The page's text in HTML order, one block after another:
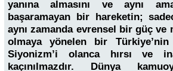
yanına almasını ve aynı
başaramayan bir hareketin;
aynı zamanda evrensel bir güç ve
olmaya yönelen bir Türkiye’nin
Siyonizm’i olanca hırsı ve
kaçınılmazdır. Dünya